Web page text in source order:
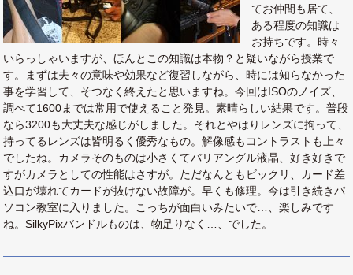
てお仲間も居て、
ある程度の知識は
お持ちです。時々
いらっしゃいますが、ほんとこの知識は本物？と疑いながら授業で
す。まずは夫々の意味や効果など復習しながら、時には知らなかった
事を学習して、そつなく終えたと思いますね。今回はISOのノイズ、
調べて1600までは常用で使えること発見。素晴らしい結果です。普段
なら3200も大丈夫な感じがしました。それとやはりレンズに拘って、
持ってるレンズは皆明るく優秀なもの。解像感もコントラストも上々
でしたね。カメラそのものは小さくてバリアングル液晶、好き好きで
すがカメラとしての性能はさすが。ただなんともビックリ、カード差
込口が壊れてカードが抜けない故障が。早くも修理。今は引き続きパ
ソコン教室に入りました。こっちが面白いみたいで…、楽しみです
ね。SilkyPixバンドルものは、物足りなく…、でした。